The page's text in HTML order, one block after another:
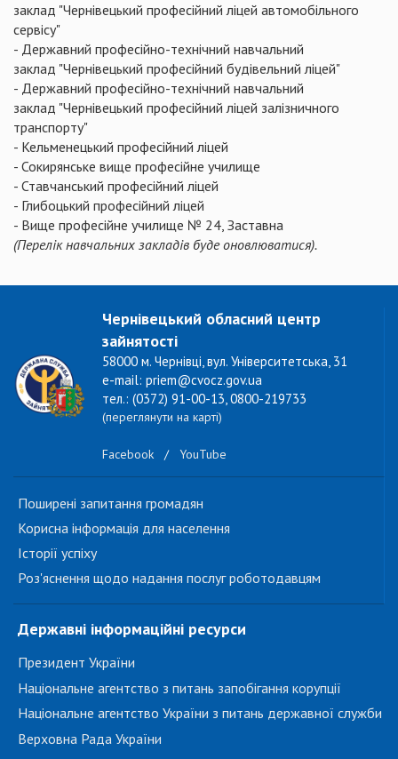
заклад "Чернівецький професійний ліцей автомобільного
сервісу"
- Державний професійно-технічний навчальний
заклад "Чернівецький професійний будівельний ліцей"
- Державний професійно-технічний навчальний
заклад "Чернівецький професійний ліцей залізничного
транспорту"
- Кельменецький професійний ліцей
- Сокирянське вище професійне училище
- Ставчанський професійний ліцей
- Глибоцький професійний ліцей
- Вище професійне училище № 24, Заставна
(Перелік навчальних закладів буде оновлюватися).
Чернівецький обласний центр
зайнятості
58000 м. Чернівці, вул. Університетська, 31
e-mail: priem@cvocz.gov.ua
тел.: (0372) 91-00-13, 0800-219733
(переглянути на карті)
Facebook / YouTube
Поширені запитання громадян
Корисна інформація для населення
Історії успіху
Роз'яснення щодо надання послуг роботодавцям
Державні інформаційні ресурси
Президент України
Національне агентство з питань запобігання корупції
Національне агентство України з питань державної служби
Верховна Рада України